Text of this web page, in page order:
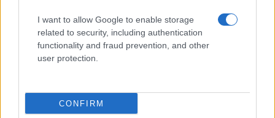
I want to allow Google to enable storage
related to security, including authentication
functionality and fraud prevention, and other
user protection.
CONFIRM
Polizze viaggio online: cosa scegliere e cosa è
superfluo
Matteo Pellegrino · 18 Lug 2026
PIÙ LETTI